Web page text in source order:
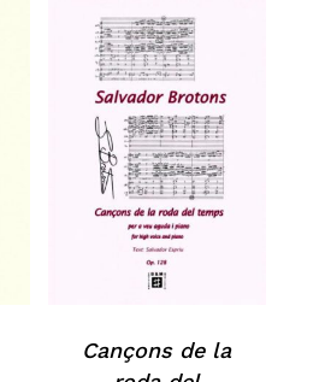
Cançons de la